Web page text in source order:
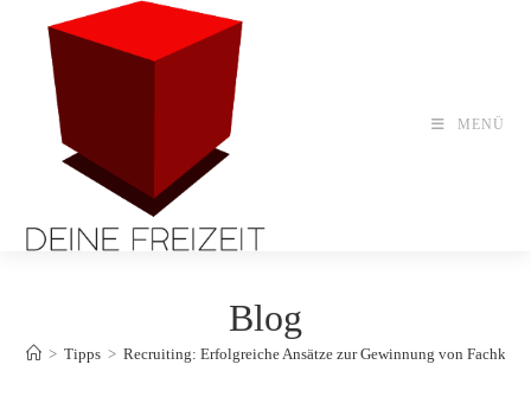
springen
MENÜ
Blog
> Tipps > Recruiting: Erfolgreiche Ansätze zur Gewinnung von